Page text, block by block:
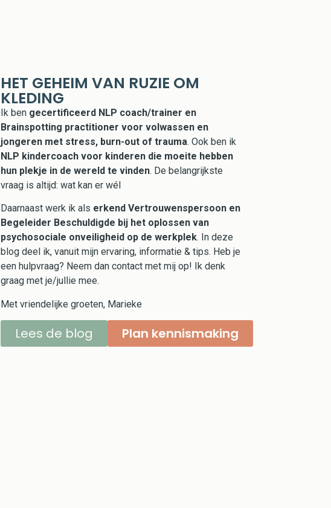
HET GEHEIM VAN RUZIE OM
KLEDING
Ik ben gecertificeerd NLP coach/trainer en
Brainspotting practitioner voor volwassen en
jongeren met stress, burn-out of trauma. Ook ben ik
NLP kindercoach voor kinderen die moeite hebben
hun plekje in de wereld te vinden. De belangrijkste
vraag is altijd: wat kan er wél
Daarnaast werk ik als erkend Vertrouwenspersoon en
Begeleider Beschuldigde bij het oplossen van
psychosociale onveiligheid op de werkplek. In deze
blog deel ik, vanuit mijn ervaring, informatie & tips. Heb je
een hulpvraag? Neem dan contact met mij op! Ik denk
graag met je/jullie mee.
Met vriendelijke groeten, Marieke
Lees de blog Plan kennismaking